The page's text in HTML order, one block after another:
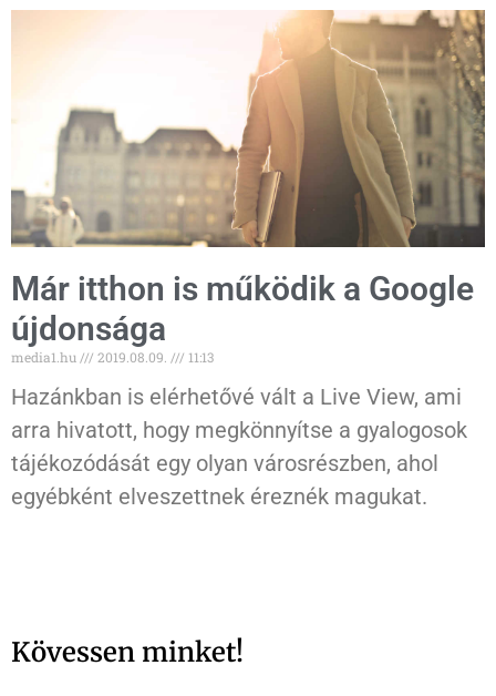
Már itthon is működik a Google
újdonsága
media1.hu 2019.08.09. 11:13
Hazánkban is elérhetővé vált a Live View, ami
arra hivatott, hogy megkönnyítse a gyalogosok
tájékozódását egy olyan városrészben, ahol
egyébként elveszettnek éreznék magukat.
Kövessen minket!